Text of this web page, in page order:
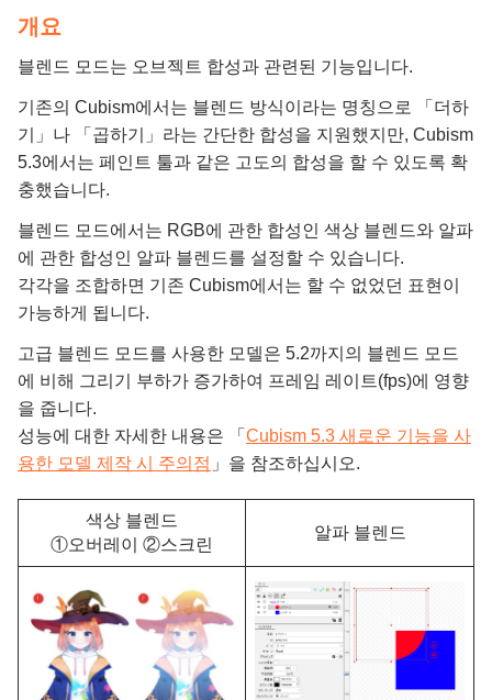
개요
블렌드 모드는 오브젝트 합성과 관련된 기능입니다.
기존의 Cubism에서는 블렌드 방식이라는 명칭으로 「더하
기」나 「곱하기」라는 간단한 합성을 지원했지만, Cubism
5.3에서는 페인트 툴과 같은 고도의 합성을 할 수 있도록 확
충했습니다.
블렌드 모드에서는 RGB에 관한 합성인 색상 블렌드와 알파
에 관한 합성인 알파 블렌드를 설정할 수 있습니다.
각각을 조합하면 기존 Cubism에서는 할 수 없었던 표현이
가능하게 됩니다.
고급 블렌드 모드를 사용한 모델은 5.2까지의 블렌드 모드
에 비해 그리기 부하가 증가하여 프레임 레이트(fps)에 영향
을 줍니다.
성능에 대한 자세한 내용은 「 Cubism 5.3 새로운 기능을 사
용한 모델 제작 시 주의점 」을 참조하십시오.
색상 블렌드
①오버레이 ②스크린
알파 블렌드